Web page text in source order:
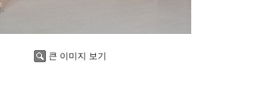
큰 이미지 보기